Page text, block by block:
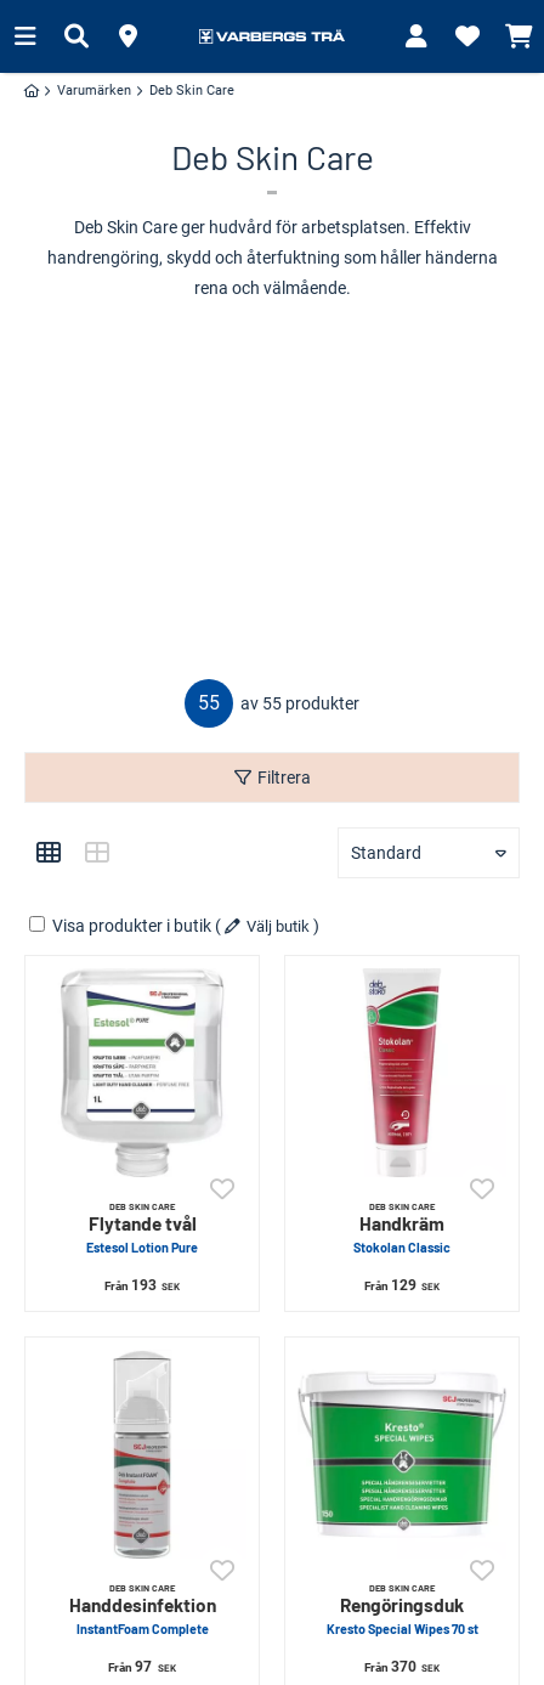
Varumärken Deb Skin Care
Deb Skin Care
Deb Skin Care ger hudvård för arbetsplatsen. Effektiv
handrengöring, skydd och återfuktning som håller händerna
rena och välmående.
55 av 55 produkter
Filtrera
Standard
Visa produkter i butik ( Välj butik )
DEB SKIN CARE
Flytande tvål
Estesol Lotion Pure
Från 193 SEK
DEB SKIN CARE
Handkräm
Stokolan Classic
Från 129 SEK
DEB SKIN CARE
Handdesinfektion
InstantFoam Complete
Från97 SEK
DEB SKIN CARE
Rengöringsduk
Kresto Special Wipes 70 st
Från 370 SEK